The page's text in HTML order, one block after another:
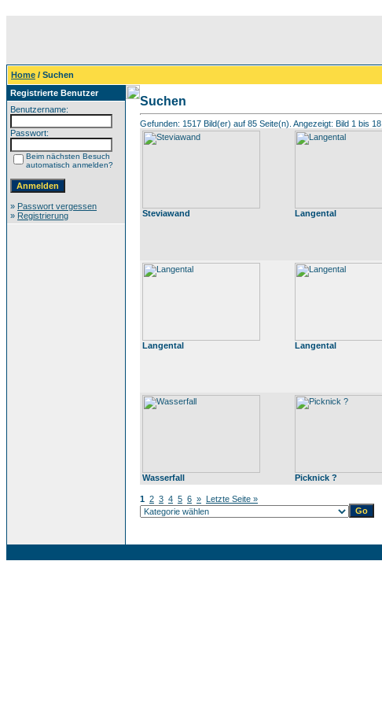
Home / Suchen
Registrierte Benutzer
Benutzername:
Passwort:
Beim nächsten Besuch
automatisch anmelden?
» Passwort vergessen
» Registrierung
Suchen
Gefunden: 1517 Bild(er) auf 85 Seite(n). Angezeigt: Bild 1 bis 18.
Steviawand Langental
Langental Langental
Wasserfall Picknick ?
1 2 3 4 5 6 » Letzte Seite »